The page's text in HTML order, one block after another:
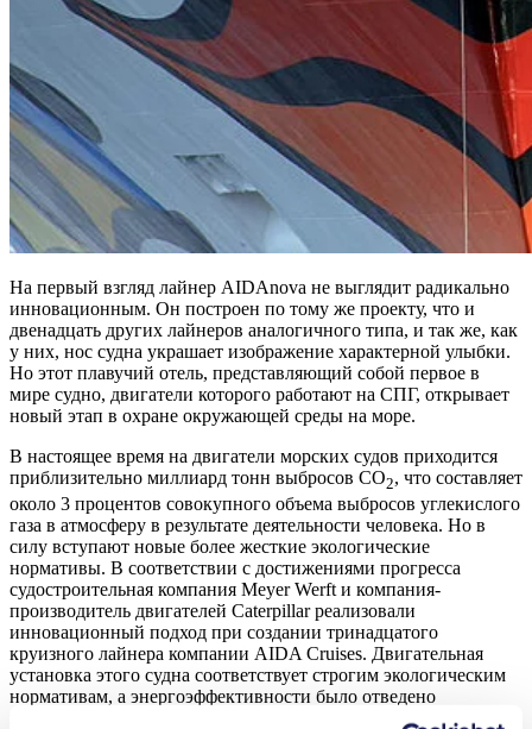
На первый взгляд лайнер AIDAnova не выглядит радикально
инновационным. Он построен по тому же проекту, что и
двенадцать других лайнеров аналогичного типа, и так же, как
у них, нос судна украшает изображение характерной улыбки.
Но этот плавучий отель, представляющий собой первое в
мире судно, двигатели которого работают на СПГ, открывает
новый этап в охране окружающей среды на море.
В настоящее время на двигатели морских судов приходится
приблизительно миллиард тонн выбросов СО2, что составляет
около 3 процентов совокупного объема выбросов углекислого
газа в атмосферу в результате деятельности человека. Но в
силу вступают новые более жесткие экологические
нормативы. В соответствии с достижениями прогресса
судостроительная компания Meyer Werft и компания-
производитель двигателей Caterpillar реализовали
инновационный подход при создании тринадцатого
круизного лайнера компании AIDA Cruises. Двигательная
установка этого судна соответствует строгим экологическим
нормативам, а энергоэффективности было отведено
центральное место во всех аспектах инженерной разработки